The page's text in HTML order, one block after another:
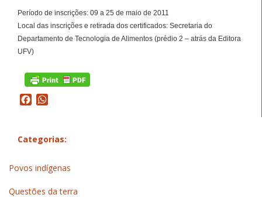
Período de inscrições: 09 a 25 de maio de 2011
Local das inscrições e retirada dos certificados: Secretaria do
Departamento de Tecnologia de Alimentos (prédio 2 – atrás da Editora
UFV)
Facebook
Categorias:
Povos indígenas
Questões da terra